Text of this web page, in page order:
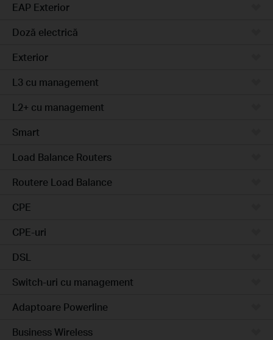
EAP Exterior
Doză electrică
Exterior
L3 cu management
L2+ cu management
Smart
Load Balance Routers
Routere Load Balance
CPE
CPE-uri
DSL
Switch-uri cu management
Adaptoare Powerline
Business Wireless